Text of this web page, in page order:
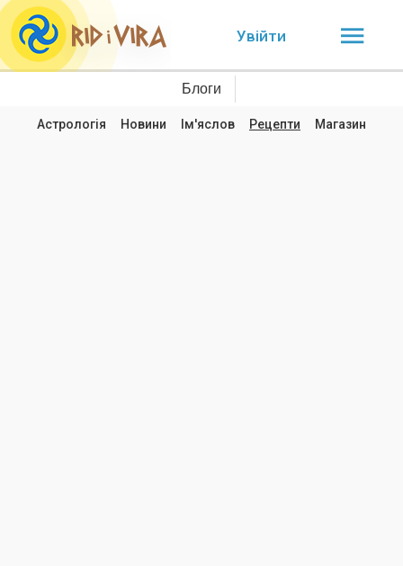
Увійти
Блоги
Астрологія Новини Ім'яслов Рецепти Магазин